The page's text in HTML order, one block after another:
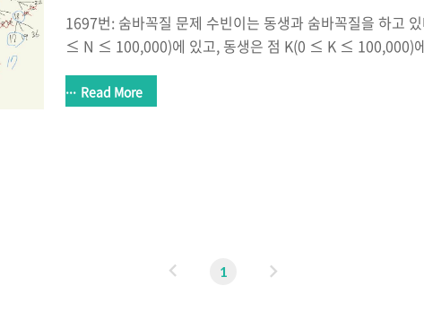
1697번: 숨바꼭질 문제 수빈이는 동생과 숨바꼭질을 하고
≤ N ≤ 100,000)에 있고, 동생은 점 K(0 ≤ K ≤ 100,000)
백준의 1697 숨바꼭질이다. 어떻게 접근을 시작하는지, 설계
Read More
1
다